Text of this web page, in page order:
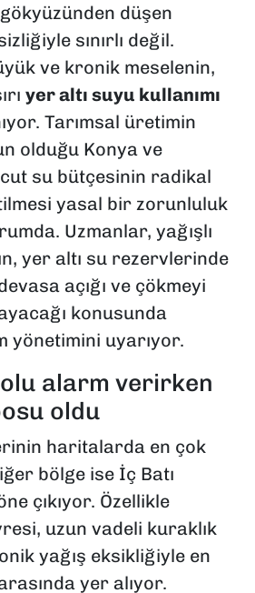
düşen
sınırlı değil.
ve kronik meselenin,
yer altı suyu kullanımı
Tarımsal üretimin
olduğu Konya ve
su bütçesinin radikal
yasal bir zorunluluk
Uzmanlar, yağışlı
yer altı su rezervlerinde
açığı ve çökmeyi
konusunda
yönetimini uyarıyor.
alarm verirken
oldu
haritalarda en çok
bölge ise İç Batı
çıkıyor. Özellikle
uzun vadeli kuraklık
yağış eksikliğiyle en
yer alıyor.